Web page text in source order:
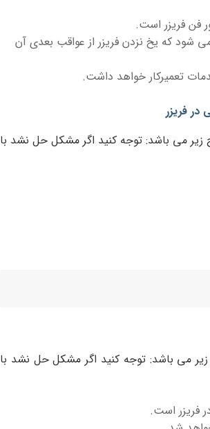
فن فریزر است.
شود که یخ نزدن فریزر از عواقب بعدی آن
تعمیرکار خواهد داشت.
فریزر
زیر می باشد: توجه کنید اگر مشکل حل نشد با
زیر می باشد: توجه کنید اگر مشکل حل نشد با
فریزر است.